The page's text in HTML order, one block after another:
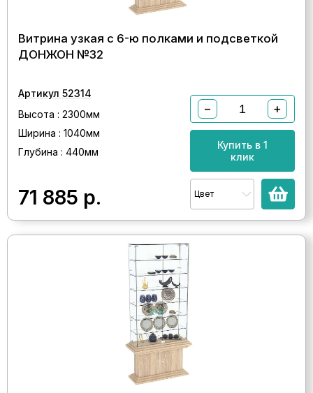
Витрина узкая с 6-ю полками и подсветкой
ДОНЖОН №32
Артикул 52314
Высота : 2300мм
Ширина : 1040мм
Глубина : 440мм
71 885 р.
− +
Купить в 1
клик
Цвет